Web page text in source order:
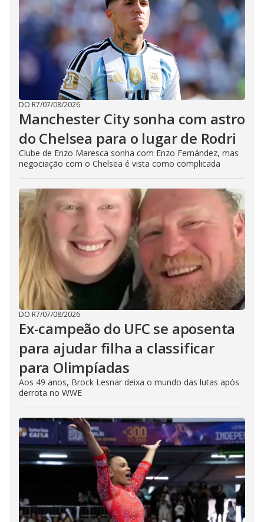
DO R7/07/08/2026
Manchester City sonha com astro
do Chelsea para o lugar de Rodri
Clube de Enzo Maresca sonha com Enzo Fernández, mas
negociação com o Chelsea é vista como complicada
DO R7/07/08/2026
Ex-campeão do UFC se aposenta
para ajudar filha a classificar
para Olimpíadas
Aos 49 anos, Brock Lesnar deixa o mundo das lutas após
derrota no WWE